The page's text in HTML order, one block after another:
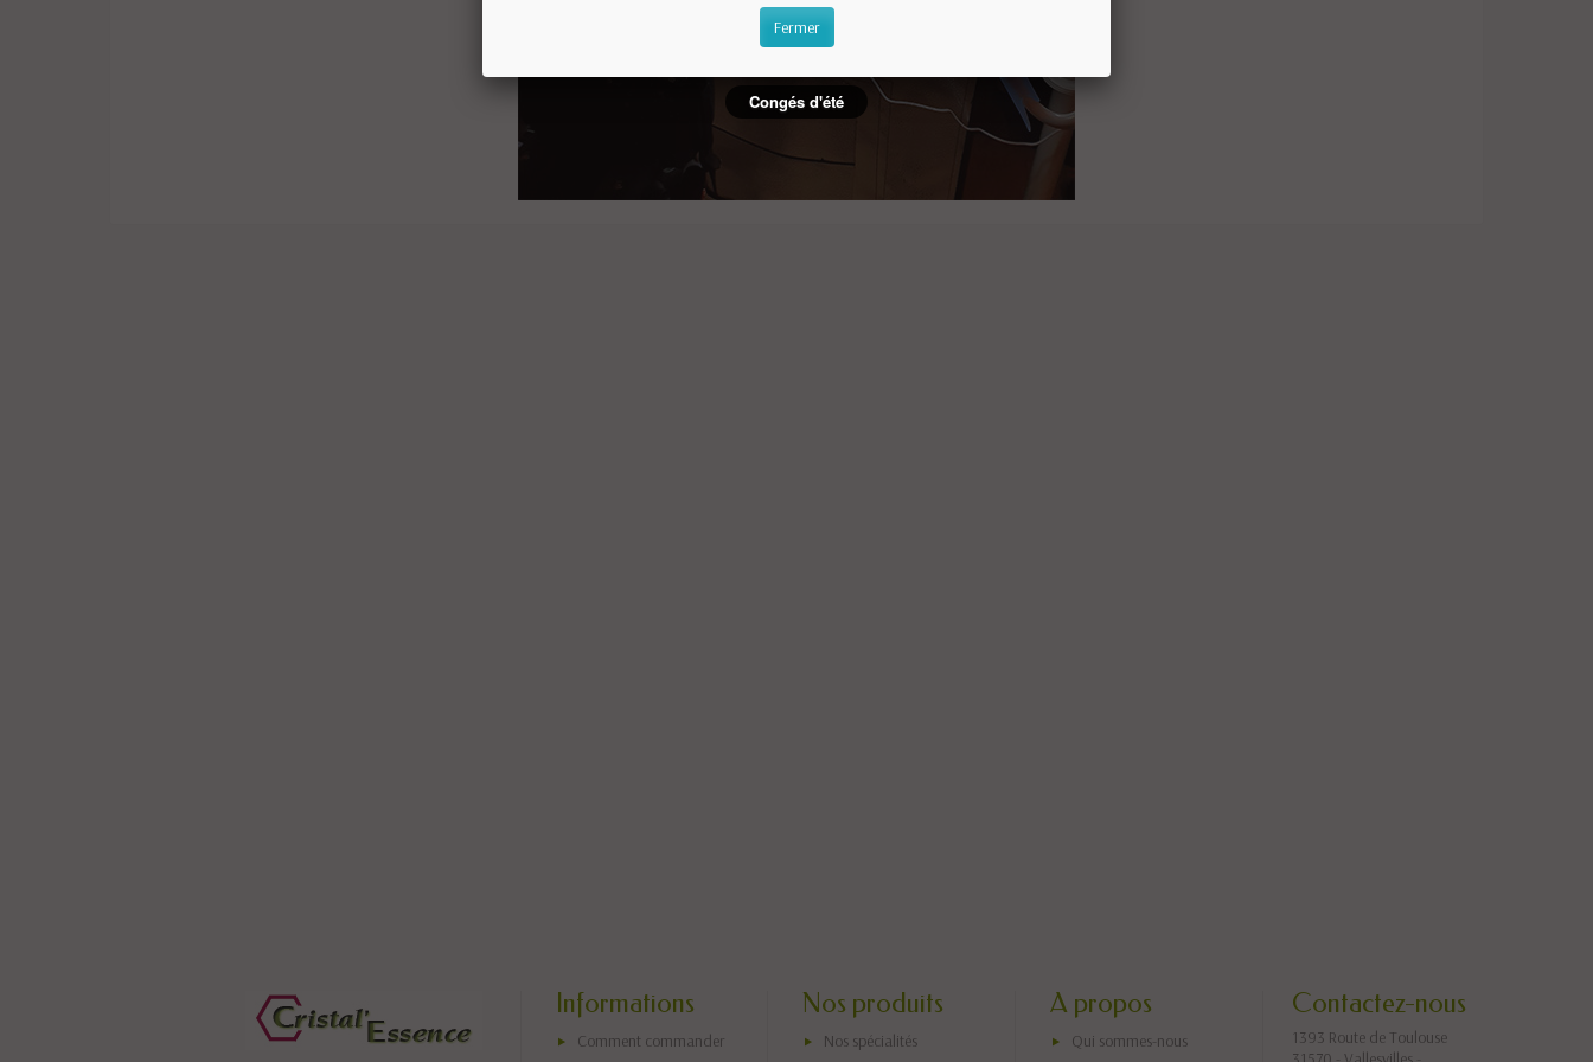
Informations
Comment commander
Nos produits
Nos spécialités
A propos
Qui sommes-nous
Contactez-nous
1393 Route de Toulouse
Fermer
Congés d'été